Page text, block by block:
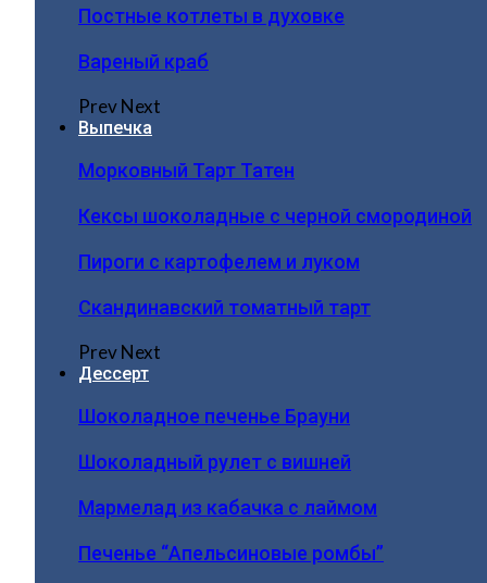
Постные котлеты в духовке
Вареный краб
PrevNext
Выпечка
Морковный Тарт Татен
Кексы шоколадные с черной смородиной
Пироги c картофелем и луком
Скандинавский томатный тарт
PrevNext
Дессерт
Шоколадное печенье Брауни
Шоколадный рулет с вишней
Мармелад из кабачка с лаймом
Печенье “Апельсиновые ромбы”